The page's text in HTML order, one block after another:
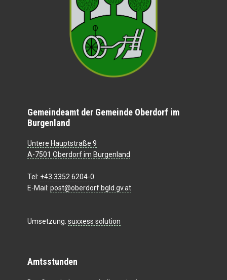
Gemeindeamt der Gemeinde Oberdorf im
Burgenland
Untere Hauptstraße 9
A-7501 Oberdorf im Burgenland
Tel: +43 3352 6204-0
E-Mail: post@oberdorf.bgld.gv.at
Umsetzung: suxxess solution
Amtsstunden